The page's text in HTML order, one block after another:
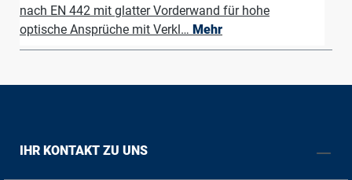
nach EN 442 mit glatter Vorderwand für hohe
optische Ansprüche mit Verkl… Mehr
IHR KONTAKT ZU UNS